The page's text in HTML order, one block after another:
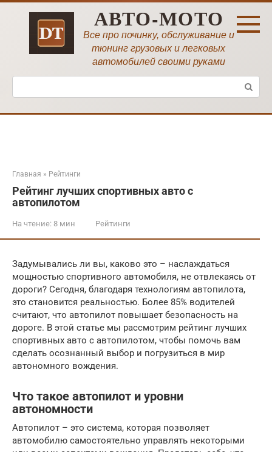
Перейти
АВТО-МОТО
Все про починку, обслуживание и
тюнинг грузовых и легковых
автомобилей своими руками
Поиск:
Главная » Рейтинги
Рейтинг лучших спортивных авто с
автопилотом
На чтение: 8 мин Рейтинги
Задумывались ли вы, каково это – наслаждаться
мощностью спортивного автомобиля, не отвлекаясь от
дороги? Сегодня, благодаря технологиям автопилота,
это становится реальностью. Более 85% водителей
считают, что автопилот повышает безопасность на
дороге. В этой статье мы рассмотрим рейтинг лучших
спортивных авто с автопилотом, чтобы помочь вам
сделать осознанный выбор и погрузиться в мир
автономного вождения.
Что такое автопилот и уровни
автономности
Автопилот – это система, которая позволяет
автомобилю самостоятельно управлять некоторыми